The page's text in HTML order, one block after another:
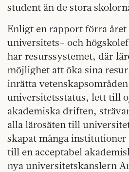
student än de stora
Enligt en rapport förra året
universitets- och
har resurssystemet, där
möjlighet att öka sina
inrätta
universitetsstatus, lett till
akademiska driften,
alla lärosäten till
skapat många
till en acceptabel
nya universitetskanslern